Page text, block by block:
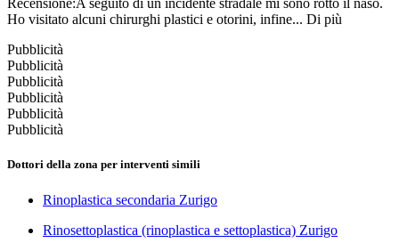
Recensione:A seguito di un incidente stradale mi sono rotto il naso.
Ho visitato alcuni chirurghi plastici e otorini, infine... Di più
Pubblicità
Pubblicità
Pubblicità
Pubblicità
Pubblicità
Pubblicità
Dottori della zona per interventi simili
Rinoplastica secondaria Zurigo
Rinosettoplastica (rinoplastica e settoplastica) Zurigo